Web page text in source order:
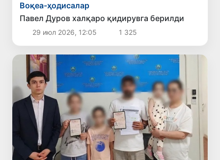
Воқеа-ҳодисалар
Павел Дуров халқаро қидирувга берилди
29 июл 2026, 12:05 1 325